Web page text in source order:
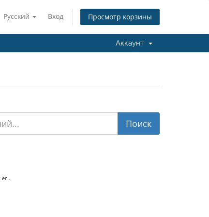
Русский Вход Просмотр корзины
Аккаунт